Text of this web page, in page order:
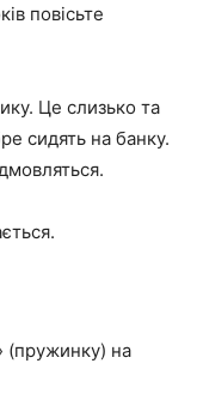
повісьте
Це слизько та
сидять на банку.
(пружинку) на